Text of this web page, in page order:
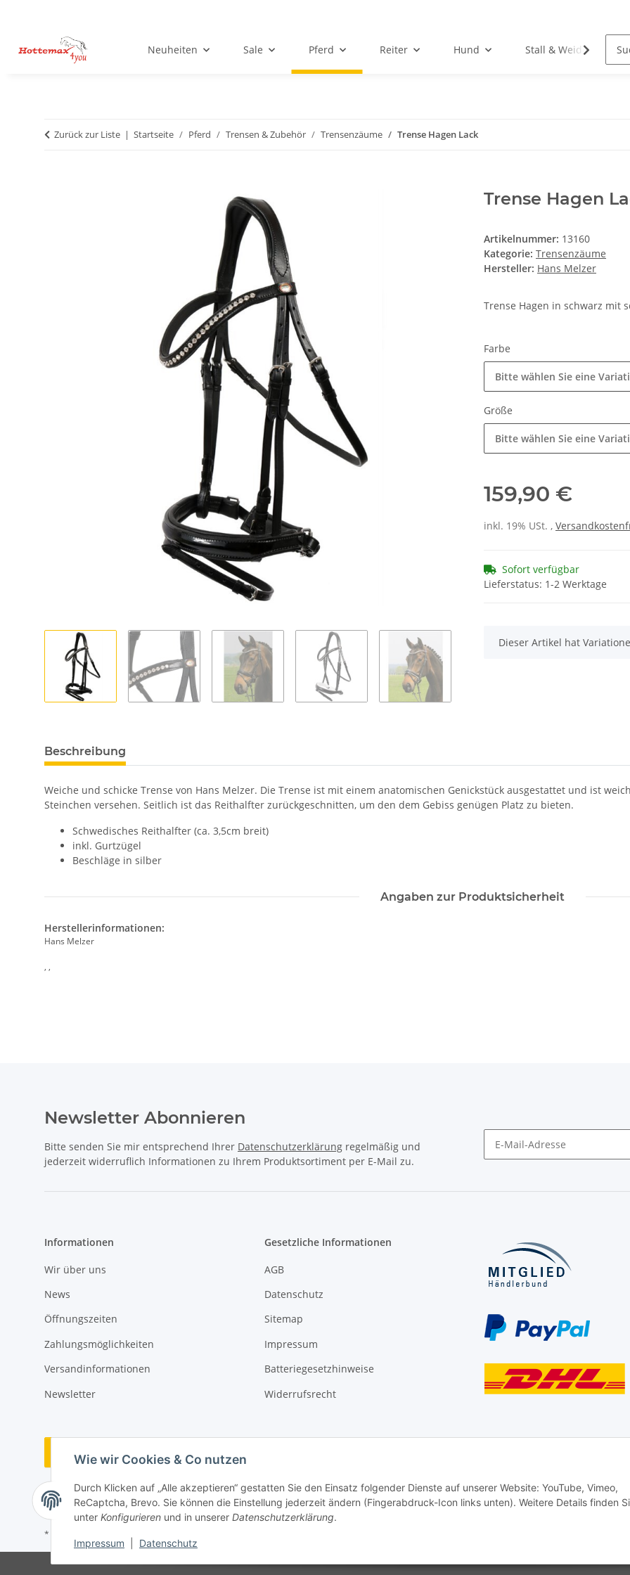
Wie wir Cookies & Co nutzen
Durch Klicken auf „Alle akzeptieren“ gestatten Sie den Einsatz folgender Dienste auf unserer Website: YouTube, Vimeo,
ReCaptcha, Brevo. Sie können die Einstellung jederzeit ändern (Fingerabdruck-Icon links unten). Weitere Details finden
unter Konfigurieren und in unserer Datenschutzerklärung.
Impressum Datenschutz
Neuheiten Sale Pferd Reiter Hund Stall & Weide
Zurück zur Liste Startseite Pferd Trensen & Zubehör Trensenzäume Trense Hagen Lack
Trense Hagen
Artikelnummer: 13160
Kategorie: Trensenzäume
Hersteller: Hans Melzer
Trense Hagen in schwarz mit
Farbe
Bitte wählen Sie eine
Größe
Bitte wählen Sie eine
159,90 €
inkl. 19% USt. ,
Sofort verfügbar
Lieferstatus: 1-2 Werktage
x
Dieser Artikel hat
Beschreibung
Weiche und schicke Trense von Hans Melzer. Die Trense ist mit einem anatomischen Genickstück ausgestattet und ist
Steinchen versehen. Seitlich ist das Reithalfter zurückgeschnitten, um den dem Gebiss genügen Platz zu bieten.
Schwedisches Reithalfter (ca. 3,5cm breit)
inkl. Gurtzügel
Beschläge in silber
Angaben zur Produktsicherheit
Herstellerinformationen:
Hans Melzer
, ,
Newsletter Abonnieren
Bitte senden Sie mir entsprechend Ihrer Datenschutzerklärung regelmäßig und
jederzeit widerruflich Informationen zu Ihrem Produktsortiment per E-Mail zu.
Informationen
Wir über uns
News
Öffnungszeiten
Zahlungsmöglichkeiten
Versandinformationen
Newsletter
Gesetzliche Informationen
AGB
Datenschutz
Sitemap
Impressum
Batteriegesetzhinweise
Widerrufsrecht
Vertrag widerrufen
* Alle Preise inkl. gesetzlicher USt., zzgl.